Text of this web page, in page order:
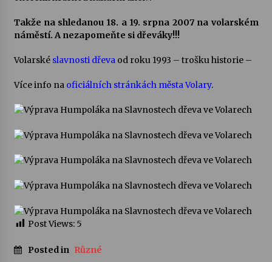
Takže na shledanou 18. a 19. srpna 2007 na volarském
náměstí. A nezapomeňte si dřeváky!!!
Volarské slavnosti dřevaod roku 1993 – trošku historie –
Více info na oficiálních stránkách města Volary.
Post Views: 5
Posted in Různé